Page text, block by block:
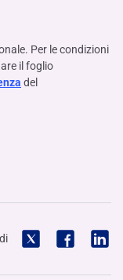
Per le condizioni
il foglio
del